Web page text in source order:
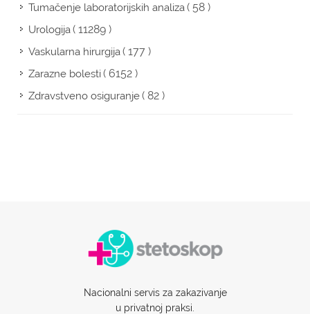
Tumačenje laboratorijskih analiza( 58 )
Urologija( 11289 )
Vaskularna hirurgija( 177 )
Zarazne bolesti( 6152 )
Zdravstveno osiguranje( 82 )
Nacionalni servis za zakazivanje
u privatnoj praksi.